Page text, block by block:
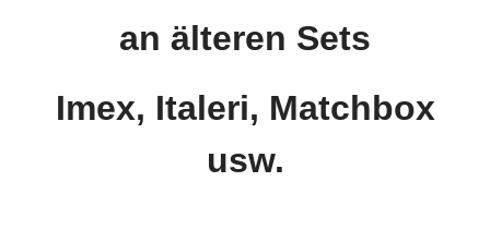
an älteren Sets
Imex, Italeri, Matchbox
usw.